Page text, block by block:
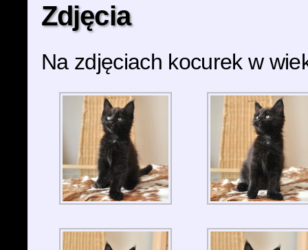
Zdjęcia
Na zdjęciach kocurek w